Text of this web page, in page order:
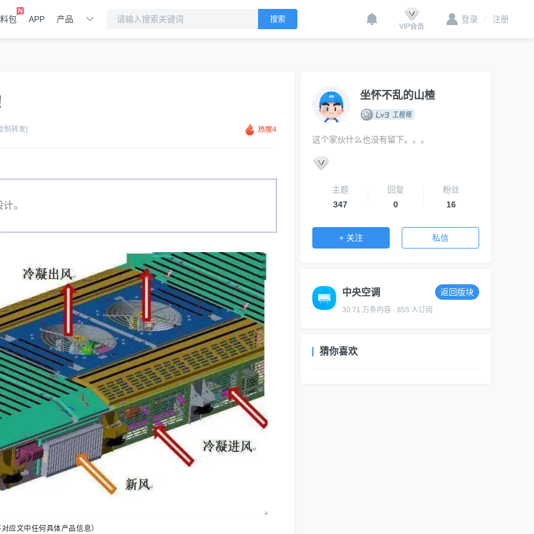
包 APP 产品 登录 / 注册
制转发]
。
应文中任何具体产品信息）
坐怀不乱的山楂
这个家伙什么也没有留下。。。
主题
347
回复
0
粉丝
16
+ 关注 私信
中央空调 返回版块
30.71 万条内容 · 855 人订阅
猜你喜欢